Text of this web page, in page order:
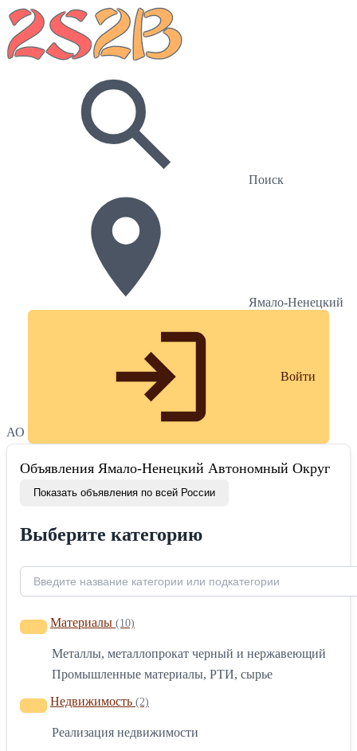
Поиск
Ямало-Ненецкий
АО
Войти
Объявления Ямало-Ненецкий Автономный Округ
Показать объявления по всей России
Выберите категорию
Материалы (10)
Металлы, металлопрокат черный и нержавеющий
Промышленные материалы, РТИ, сырье
Недвижимость (2)
Реализация недвижимости